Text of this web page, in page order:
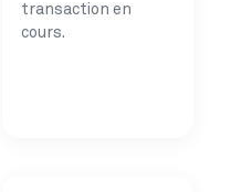
transaction en
cours.